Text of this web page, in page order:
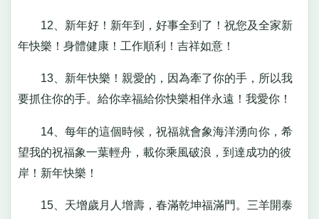
12、新年好！新年到，好事全到了！祝您及全家新
年快樂！身體健康！工作順利！吉祥如意！
13、新年快樂！親愛的，因為牽了你的手，所以我
要抓住你的手。給你幸福給你快樂相伴永遠！我愛你！
14、每年的這個時候，祝福就會象海洋湧向你，希
望我的祝福象一葉輕舟，載你乘風破浪，到達成功的彼
岸！新年快樂！
15、天增歲月人增壽，春滿乾坤福滿門。三羊開泰